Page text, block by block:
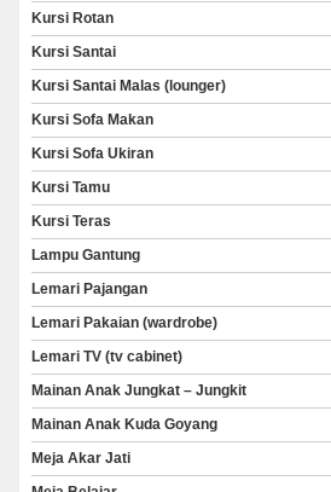
Kursi Rotan
Kursi Santai
Kursi Santai Malas (lounger)
Kursi Sofa Makan
Kursi Sofa Ukiran
Kursi Tamu
Kursi Teras
Lampu Gantung
Lemari Pajangan
Lemari Pakaian (wardrobe)
Lemari TV (tv cabinet)
Mainan Anak Jungkat – Jungkit
Mainan Anak Kuda Goyang
Meja Akar Jati